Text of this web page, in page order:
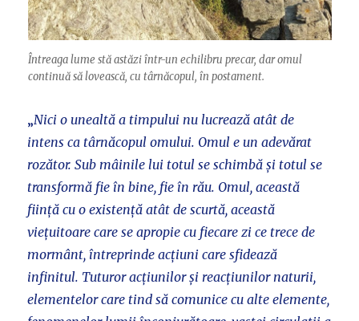
Întreaga lume stă astăzi într-un echilibru precar, dar omul
continuă să lovească, cu târnăcopul, în postament.
„Nici o unealtă a timpului nu lucrează atât de
intens ca târnăcopul omului. Omul e un adevărat
rozător. Sub mâinile lui totul se schimbă și totul se
transformă fie în bine, fie în rău. Omul, această
ființă cu o existență atât de scurtă, această
viețuitoare care se apropie cu fiecare zi ce trece de
mormânt, întreprinde acțiuni care sfidează
infinitul. Tuturor acțiunilor și reacțiunilor naturii,
elementelor care tind să comunice cu alte elemente,